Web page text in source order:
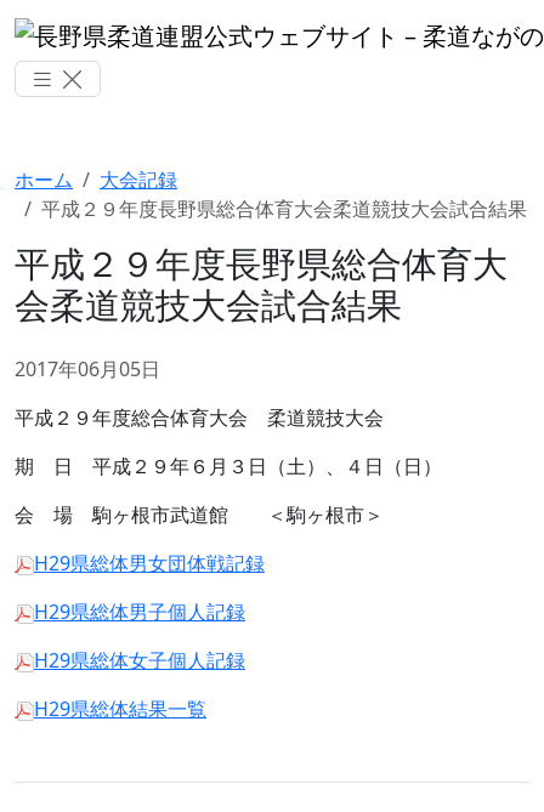
ホーム
大会記録
平成２９年度長野県総合体育大会柔道競技大会試合結果
平成２９年度長野県総合体育大
会柔道競技大会試合結果
2017年06月05日
平成２９年度総合体育大会 柔道競技大会
期 日 平成２９年６月３日（土）、４日（日）
会 場 駒ヶ根市武道館 ＜駒ヶ根市＞
H29県総体男女団体戦記録
H29県総体男子個人記録
H29県総体女子個人記録
H29県総体結果一覧